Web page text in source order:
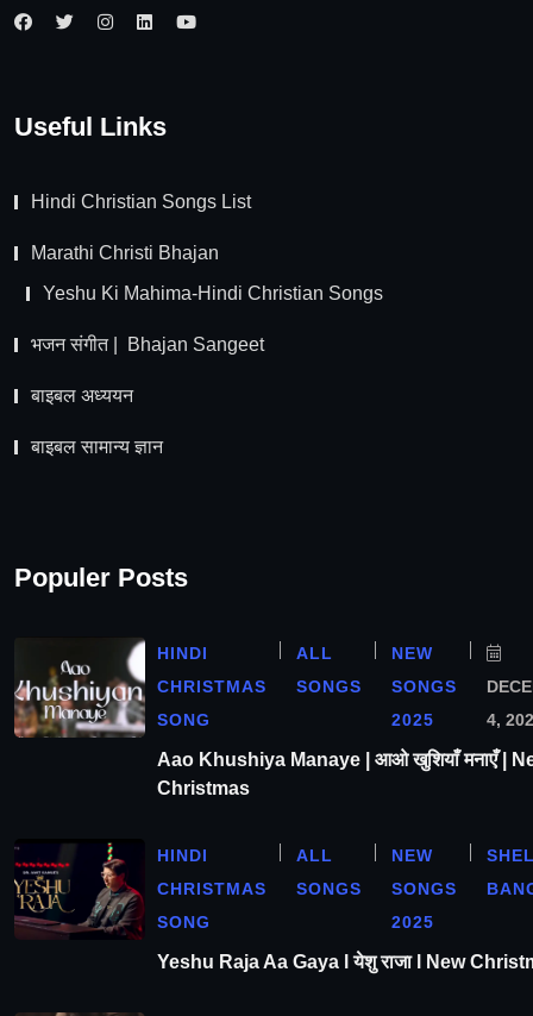
Useful Links
Hindi Christian Songs List
Marathi Christi Bhajan
Yeshu Ki Mahima-Hindi Christian Songs
भजन संगीत | Bhajan Sangeet
बाइबल अध्ययन
बाइबल सामान्य ज्ञान
Populer Posts
HINDI
CHRISTMAS
SONG
ALL
SONGS
NEW
SONGS
2025
4,
Aao Khushiya Manaye | आओ खुशियाँ मनाएँ |
Christmas
HINDI
CHRISTMAS
SONG
ALL
SONGS
NEW
SONGS
2025
Yeshu Raja Aa Gaya l येशु राजा l New